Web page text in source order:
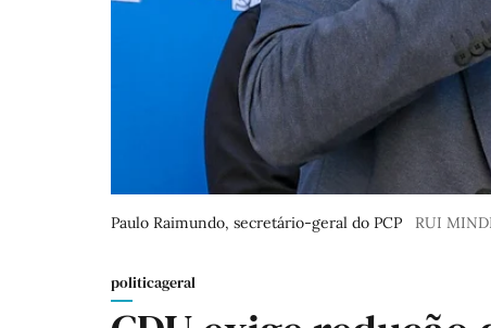
Paulo Raimundo, secretário-geral do PCP RUI
politicageral